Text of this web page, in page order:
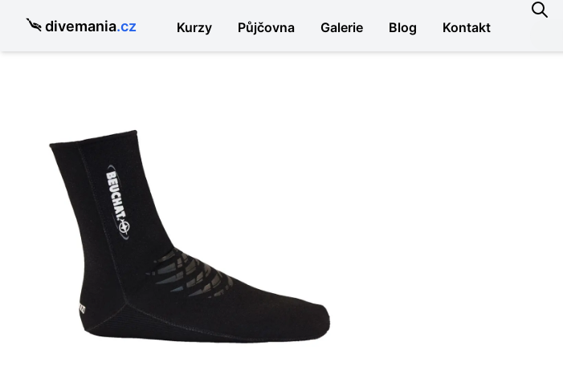
divemania.cz Kurzy Půjčovna Galerie Blog Kontakt